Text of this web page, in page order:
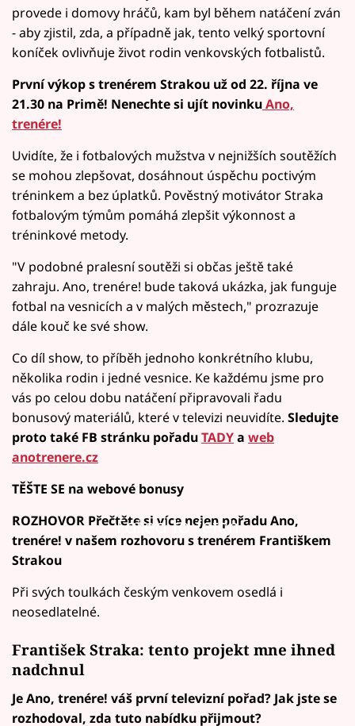
provede i domovy hráčů, kam byl během natáčení zván
- aby zjistil, zda, a případně jak, tento velký sportovní
koníček ovlivňuje život rodin venkovských fotbalistů.
První výkop s trenérem Strakou už od 22. října ve
21.30 na Primě! Nenechte si ujít novinkuAno,
trenére!
Uvidíte, že i fotbalových mužstva v nejnižších soutěžích
se mohou zlepšovat, dosáhnout úspěchu poctivým
tréninkem a bez úplatků. Pověstný motivátor Straka
fotbalovým týmům pomáhá zlepšit výkonnost a
tréninkové metody.
"V podobné pralesní soutěži si občas ještě také
zahraju. Ano, trenére! bude taková ukázka, jak funguje
fotbal na vesnicích a v malých městech," prozrazuje
dále kouč ke své show.
Co díl show, to příběh jednoho konkrétního klubu,
několika rodin i jedné vesnice. Ke každému jsme pro
vás po celou dobu natáčení připravovali řadu
bonusový materiálů, které v televizi neuvidíte. Sledujte
proto také FB stránku pořaduTADYa web
anotrenere.cz
TĚŠTE SE na webové bonusy
Failed to fetch
ROZHOVOR Přečtěte si více nejen pořadu Ano,
trenére! v našem rozhovoru s trenérem Františkem
Strakou
Při svých toulkách českým venkovem osedlá i
neosedlatelné.
František Straka: tento projekt mne ihned
nadchnul
Je Ano, trenére! váš první televizní pořad? Jak jste se
rozhodoval, zda tuto nabídku přijmout?